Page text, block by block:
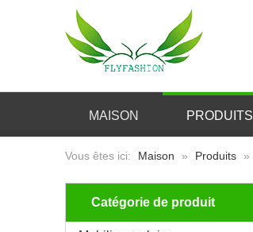
MAISON PRODUITS
Vous êtes ici: Maison » Produits »
Catégorie de produit